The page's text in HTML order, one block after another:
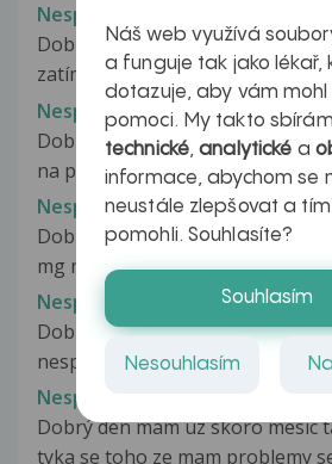
Nespavost
Dobrý den, již jsem psala o radu
zatím to tedy vypadá od krční...
Nespavost
Dobrý den,trpím dlouhodobou
na psychiatrii,už jsem
Nespavost
Dobrý den, byla mi předepsána
mg na inosmnii, v jedné dávce...
Nespavost
Dobrý den.Už 6let se léčím na
nespavostí.Užīvám již
Nespavost
Dobrý den mam uz skoro mesic
tyka se toho ze mam problemy
Náš web využívá
a funguje tak jako lékař,
dotazuje, aby vám mohl
pomoci. My takto
technické,analytické a
informace, abychom se
neustále zlepšovat a
pomohli. Souhlasíte?
Souhlasím
Nesouhlasím